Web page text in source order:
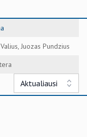
Juozas Pundzius
Aktualiausi